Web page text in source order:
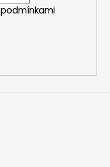
podmínkami